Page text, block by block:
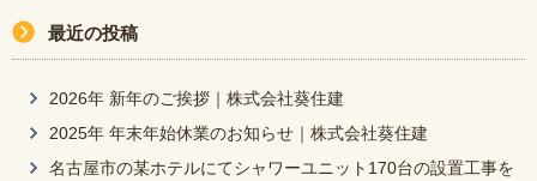
最近の投稿
2026年 新年のご挨拶｜株式会社葵住建
2025年 年末年始休業のお知らせ｜株式会社葵住建
名古屋市の某ホテルにてシャワーユニット170台の設置工事を